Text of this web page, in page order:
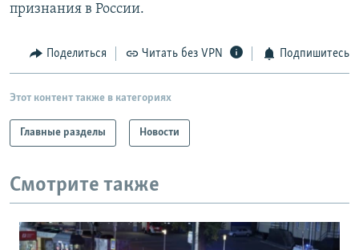
признания в России.
Поделиться Читать без VPN Подпишитесь
Этот контент также в категориях
Главные разделы Новости
Смотрите также